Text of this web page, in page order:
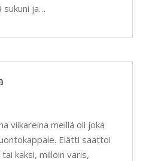
sukuni ja…
viikareina meillä oli joka
Elätti saattoi
kaksi, milloin varis,